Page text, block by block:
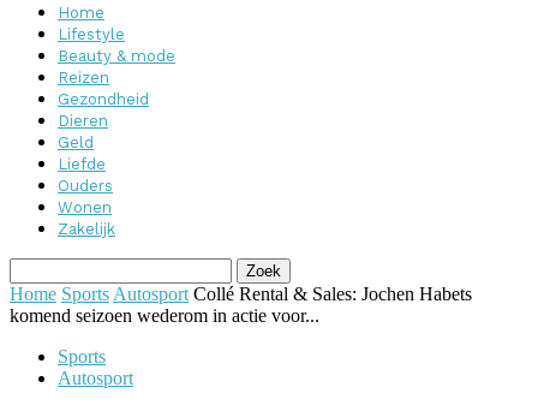
Home
Lifestyle
Beauty & mode
Reizen
Gezondheid
Dieren
Geld
Liefde
Ouders
Wonen
Zakelijk
Home Sports Autosport Collé Rental & Sales: Jochen Habets
komend seizoen wederom in actie voor...
Sports
Autosport